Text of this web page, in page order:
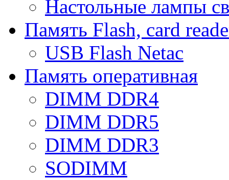
Настольные лампы
Память Flash, card
USB Flash Netac
Память оперативная
DIMM DDR4
DIMM DDR5
DIMM DDR3
SODIMM